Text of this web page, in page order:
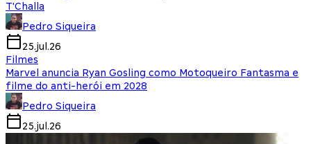
T'Challa
Pedro Siqueira
25.jul.26
Filmes
Marvel anuncia Ryan Gosling como Motoqueiro Fantasma e
filme do anti-herói em 2028
Pedro Siqueira
25.jul.26